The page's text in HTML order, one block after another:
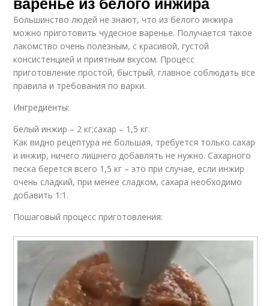
Большинство людей не знают, что из белого инжира
можно приготовить чудесное варенье. Получается такое
лакомство очень полезным, с красивой, густой
консистенцией и приятным вкусом. Процесс
приготовление простой, быстрый, главное соблюдать все
правила и требования по варки.
Ингредиенты:
белый инжир – 2 кг;сахар – 1,5 кг.
Как видно рецептура не большая, требуется только сахар
и инжир, ничего лишнего добавлять не нужно. Сахарного
песка берется всего 1,5 кг – это при случае, если инжир
очень сладкий, при менее сладком, сахара необходимо
добавить 1:1.
Пошаговый процесс приготовления: